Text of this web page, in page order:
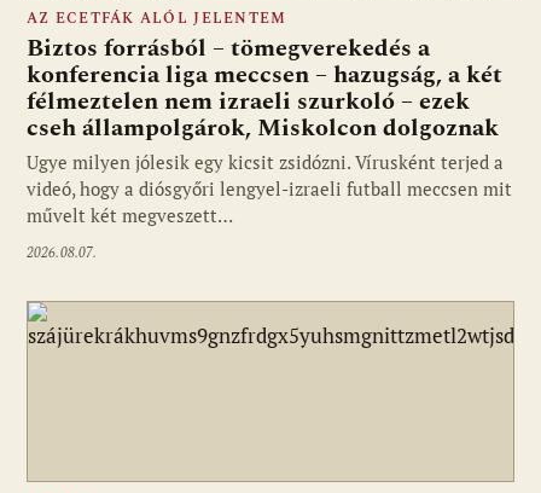
AZ ECETFÁK ALÓL JELENTEM
Biztos forrásból – tömegverekedés a
konferencia liga meccsen – hazugság, a két
félmeztelen nem izraeli szurkoló – ezek
cseh állampolgárok, Miskolcon dolgoznak
Ugye milyen jólesik egy kicsit zsidózni. Vírusként terjed a
videó, hogy a diósgyőri lengyel-izraeli futball meccsen mit
művelt két megveszett…
2026.08.07.